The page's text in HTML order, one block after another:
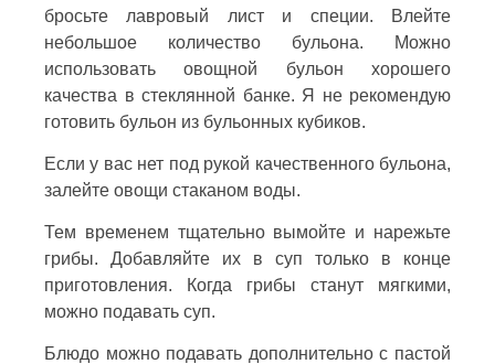
бросьте лавровый лист и специи. Влейте
небольшое количество бульона. Можно
использовать овощной бульон хорошего
качества в стеклянной банке. Я не рекомендую
готовить бульон из бульонных кубиков.
Если у вас нет под рукой качественного бульона,
залейте овощи стаканом воды.
Тем временем тщательно вымойте и нарежьте
грибы. Добавляйте их в суп только в конце
приготовления. Когда грибы станут мягкими,
можно подавать суп.
Блюдо можно подавать дополнительно с пастой